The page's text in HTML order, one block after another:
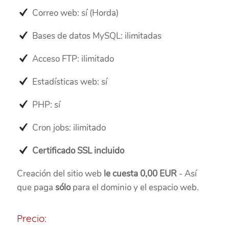
Correo web: sí (Horda)
Bases de datos MySQL: ilimitadas
Acceso FTP: ilimitado
Estadísticas web: sí
PHP: sí
Cron jobs: ilimitado
Certificado SSL incluido
Creación del sitio web le cuesta 0,00 EUR - Así
que paga sólopara el dominio y el espacio web.
Precio: